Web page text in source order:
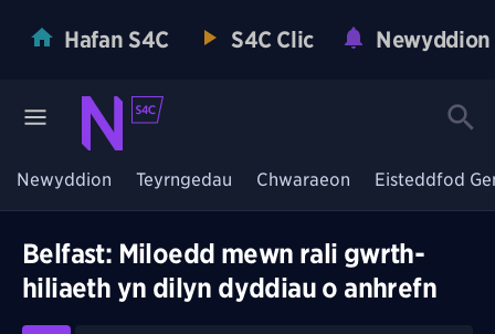
Hafan S4C S4C Clic Newyddion
Newyddion Teyrngedau Chwaraeon Eisteddfod
Belfast: Miloedd mewn rali gwrth-
hiliaeth yn dilyn dyddiau o anhrefn